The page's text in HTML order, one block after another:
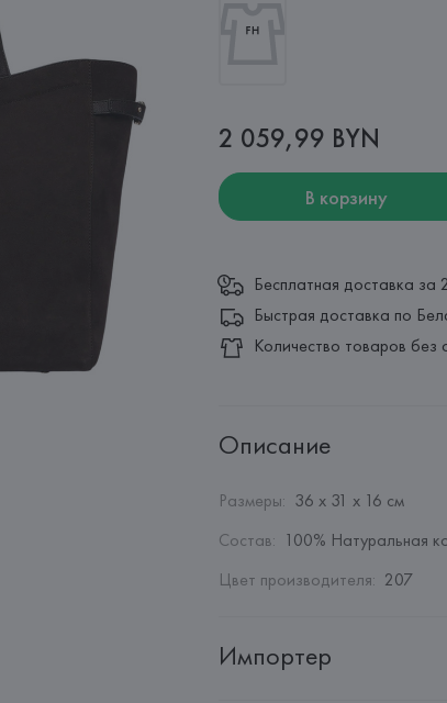
2 059,99 BYN
В корзину
Бесплатная доставка за
Быстрая доставка по
Количество товаров без
Описание
Размеры: 36 x 31 x 16 см
Состав: 100% Натуральная
Цвет производителя: 207
Импортер